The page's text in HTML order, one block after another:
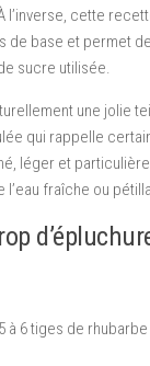
l’inverse, cette
de base et permet
sucre utilisée.
une jolie
qui rappelle
léger et
l’eau fraîche ou
à 6 tiges de